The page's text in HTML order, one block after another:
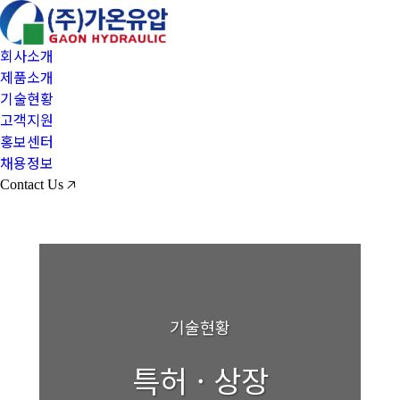
회사소개
제품소개
기술현황
고객지원
홍보센터
채용정보
Contact Us 🡥
기술현황
특허 · 상장